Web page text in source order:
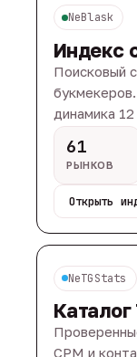
NeBlask
Индекс
Поисковый
динамика 12
61
РЫНКОВ
Открыть
NeTGStats
CPM и